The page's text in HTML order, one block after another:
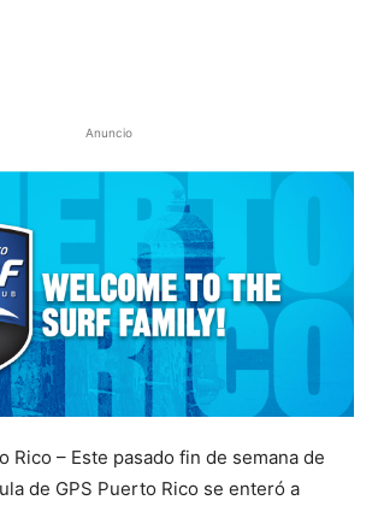
Anuncio
Rico – Este pasado fin de semana de
de GPS Puerto Rico se enteró a